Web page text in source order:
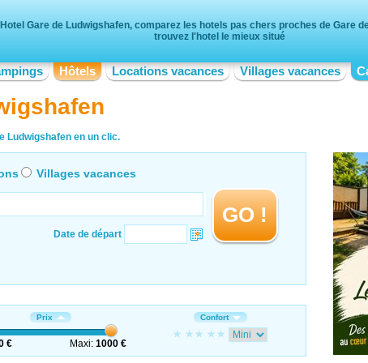
Hotel Gare de Ludwigshafen, comparez les hotels pas chers proches de Gare
trouvez l'hotel le mieux situé
Hôtels Locations vacances Villages vacances
Ludwigshafen en un clic.
Villages vacances
Date de départ
GO !
Prix
€ Maxi: 1000 €
Confort